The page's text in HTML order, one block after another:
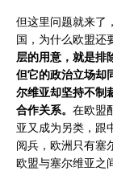
但这里问题就来了
国，为什么欧盟还
层的用意，就是排
但它的政治立场却
尔维亚却坚持不制
合作关系。 在欧盟
亚又成为另类，跟
阅兵，欧洲只有塞
欧盟与塞尔维亚之